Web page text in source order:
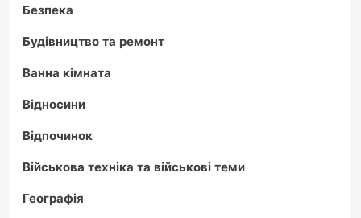
Безпека
Будівництво та ремонт
Ванна кімната
Відносини
Відпочинок
Військова техніка та військові теми
Географія